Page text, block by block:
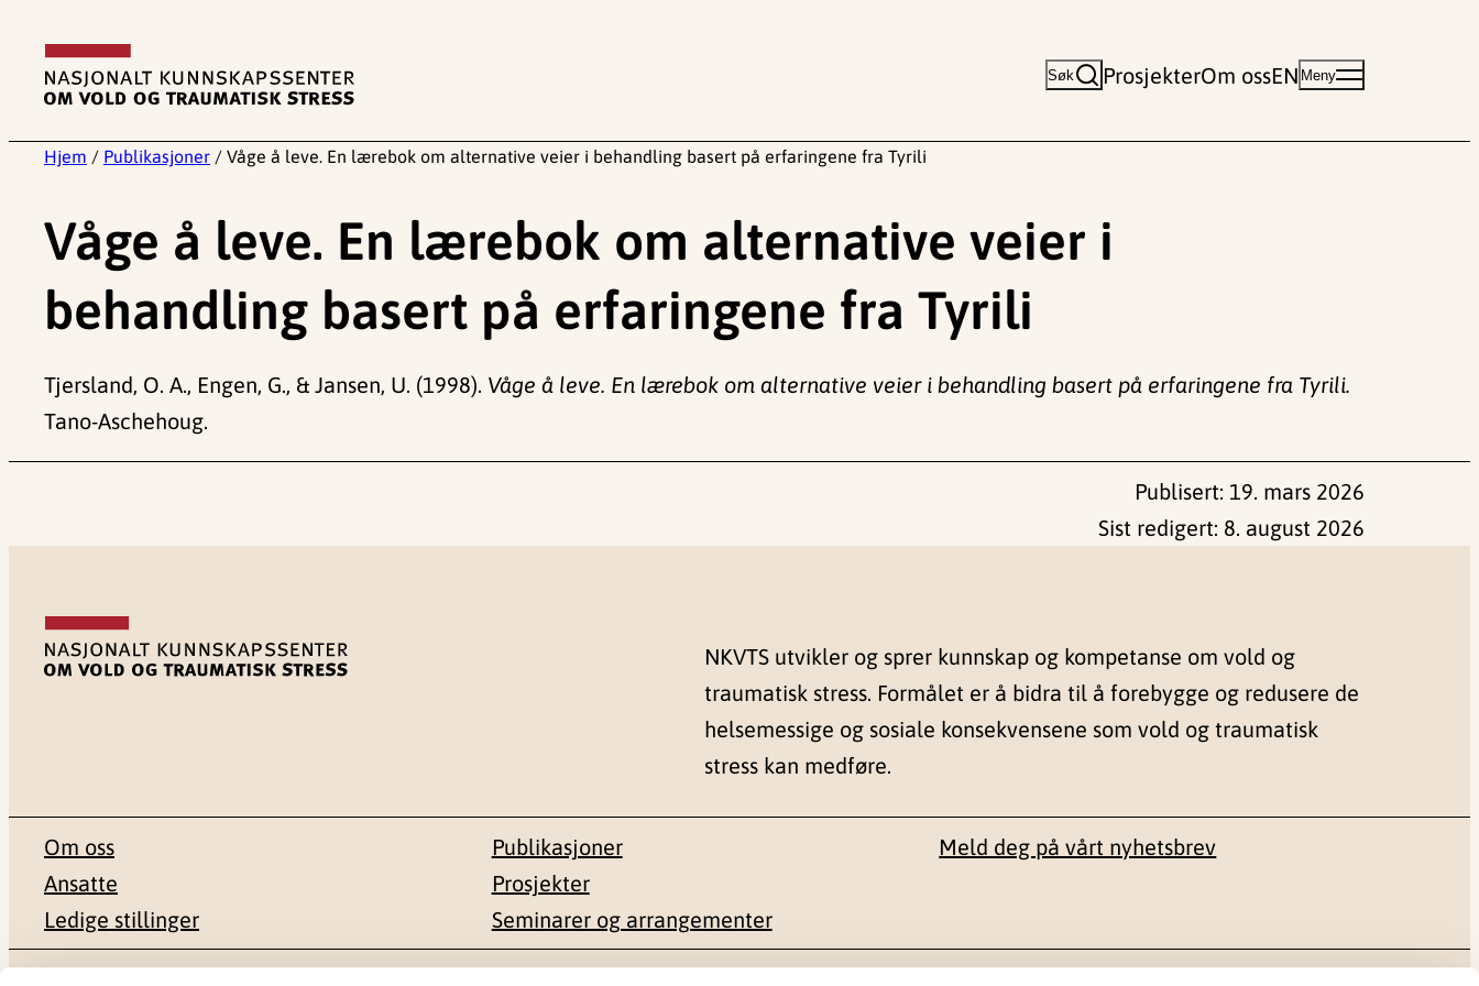
innhold
Søk ProsjekterOm ossEN Meny
Hjem / Publikasjoner / Våge å leve. En lærebok om alternative veier i behandling basert på erfaringene fra Tyrili
Våge å leve. En lærebok om alternative veier i
behandling basert på erfaringene fra Tyrili
Tjersland, O. A., Engen, G., & Jansen, U. (1998). Våge å leve. En lærebok om alternative veier i behandling basert på erfaringene fra Tyrili.
Tano-Aschehoug.
Publisert: 19. mars 2026
Sist redigert: 8. august 2026
NKVTS utvikler og sprer kunnskap og kompetanse om vold og
traumatisk stress. Formålet er å bidra til å forebygge og redusere de
helsemessige og sosiale konsekvensene som vold og traumatisk
stress kan medføre.
Om oss
Ansatte
Ledige stillinger
Publikasjoner
Prosjekter
Seminarer og arrangementer
Meld deg på vårt nyhetsbrev